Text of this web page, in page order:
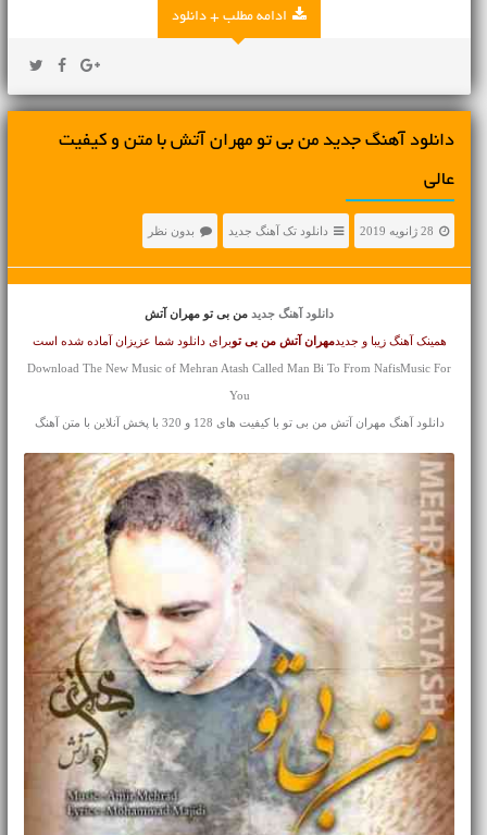
ادامه مطلب + دانلود
دانلود آهنگ جديد من بی تو مهران آتش با متن و کیفیت
عالی
28 ژانویه 2019 دانلود تک آهنگ جدید بدون نظر
دانلود آهنگ جدیدمن بی تو مهران آتش
همینک آهنگ زیبا و جدیدمهران آتش من بی توبرای دانلود شما عزیزان آماده شده است
Download The New Music of Mehran Atash Called Man Bi To From NafisMusic For
You
دانلود آهنگ مهران آتش من بی تو با کیفیت های 128 و 320 با پخش آنلاین با متن آهنگ